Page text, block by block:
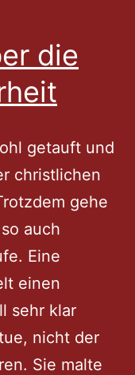
die
getauft und
christlichen
gehe
auch
Eine
einen
sehr klar
nicht der
Sie malte